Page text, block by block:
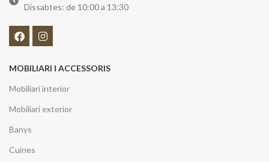
Dissabtes: de 10:00 a 13:30
MOBILIARI I ACCESSORIS
Mobiliari interior
Mobiliari exterior
Banys
Cuines